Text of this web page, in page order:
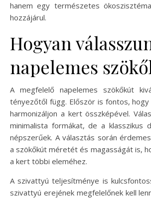
hanem egy természetes
hozzájárul.
Hogyan
napelemes
A megfelelő napelemes szökőkút
tényezőtől függ. Először is fontos,
harmonizáljon a kert összképével.
minimalista formákat, de a klasszikus
népszerűek. A választás során
a szökőkút méretét és magasságát is,
a kert többi eleméhez.
A szivattyú teljesítménye is
szivattyú erejének megfelelőnek kell